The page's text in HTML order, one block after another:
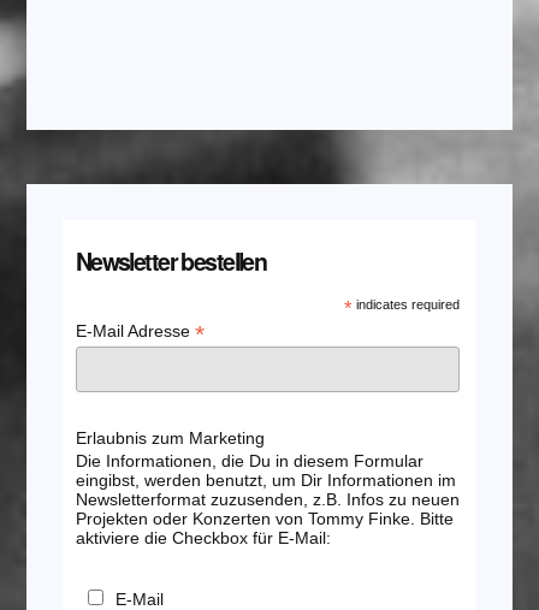
Newsletter bestellen
* indicates required
E-Mail Adresse *
Erlaubnis zum Marketing
Die Informationen, die Du in diesem Formular
eingibst, werden benutzt, um Dir Informationen im
Newsletterformat zuzusenden, z.B. Infos zu neuen
Projekten oder Konzerten von Tommy Finke. Bitte
aktiviere die Checkbox für E-Mail:
E-Mail